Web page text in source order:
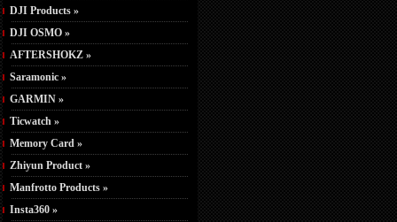
DJI Products »
DJI OSMO »
AFTERSHOKZ »
Saramonic »
GARMIN »
Ticwatch »
Memory Card »
Zhiyun Product »
Manfrotto Products »
Insta360 »